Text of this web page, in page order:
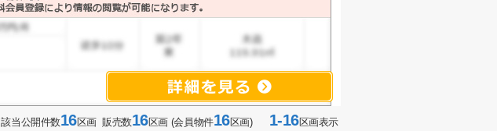
該当公開件数16区画 販売数16区画 (会員物件16区画)1-16区画表示